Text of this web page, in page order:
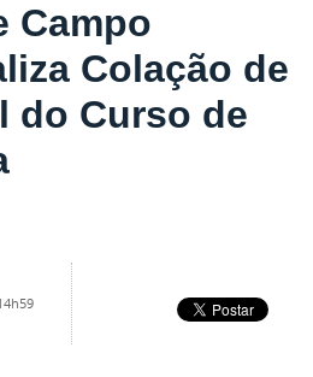
Campo
Colação de
do Curso de